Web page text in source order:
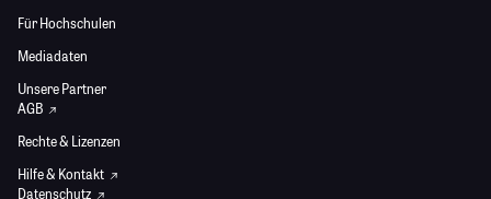
Für Hochschulen
Mediadaten
Unsere Partner
AGB
Rechte & Lizenzen
Hilfe & Kontakt
Datenschutz